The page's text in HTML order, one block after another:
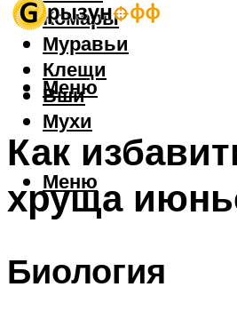
Комары
Муравьи
Клещи
Вши
Мухи
Меню
Меню
Как
хруща
Биология